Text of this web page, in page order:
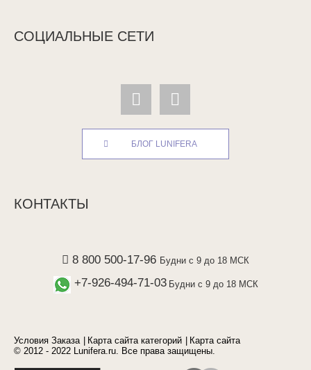
СОЦИАЛЬНЫЕ СЕТИ
БЛОГ LUNIFERA
КОНТАКТЫ
8 800 500-17-96 Будни с 9 до 18 МСК
+7-926-494-71-03 Будни с 9 до 18 МСК
Условия Заказа Карта сайта категорий
Карта сайта
© 2012 - 2022 Lunifera.ru. Все права защищены.